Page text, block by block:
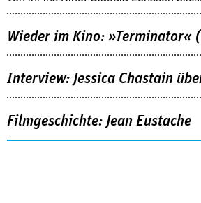
Wieder im Kino: »Terminator«
Interview: Jessica Chastain
Filmgeschichte: Jean Eustache